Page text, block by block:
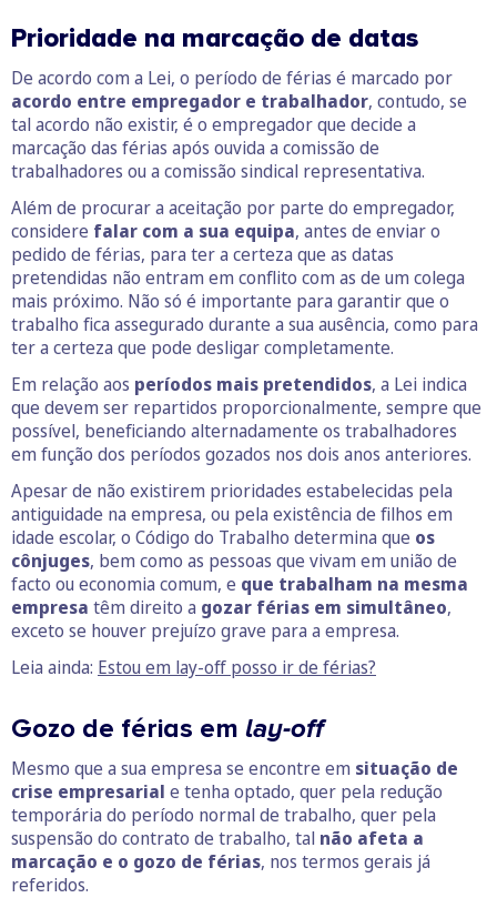
Prioridade na marcação de datas
De acordo com a Lei, o período de férias é marcado por
acordo entre empregador e trabalhador, contudo, se
tal acordo não existir, é o empregador que decide a
marcação das férias após ouvida a comissão de
trabalhadores ou a comissão sindical representativa.
Além de procurar a aceitação por parte do empregador,
considere falar com a sua equipa, antes de enviar o
pedido de férias, para ter a certeza que as datas
pretendidas não entram em conflito com as de um colega
mais próximo. Não só é importante para garantir que o
trabalho fica assegurado durante a sua ausência, como para
ter a certeza que pode desligar completamente.
Em relação aos períodos mais pretendidos, a Lei indica
que devem ser repartidos proporcionalmente, sempre que
possível, beneficiando alternadamente os trabalhadores
em função dos períodos gozados nos dois anos anteriores.
Apesar de não existirem prioridades estabelecidas pela
antiguidade na empresa, ou pela existência de filhos em
idade escolar, o Código do Trabalho determina que os
cônjuges, bem como as pessoas que vivam em união de
facto ou economia comum, e que trabalham na mesma
empresa têm direito a gozar férias em simultâneo,
exceto se houver prejuízo grave para a empresa.
Leia ainda: Estou em lay-off posso ir de férias?
Gozo de férias em lay-off
Mesmo que a sua empresa se encontre em situação de
crise empresarial e tenha optado, quer pela redução
temporária do período normal de trabalho, quer pela
suspensão do contrato de trabalho, tal não afeta a
marcação e o gozo de férias, nos termos gerais já
referidos.